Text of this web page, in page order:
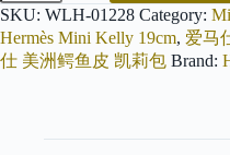
仕
Mini
Kelly
19cm
SKU: WLH-01228 Category:
Hermès Mini Kelly 19cm, 爱马
仕 美洲鳄鱼皮 凯莉包 Brand: